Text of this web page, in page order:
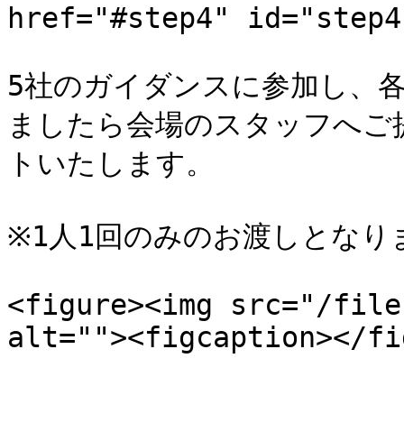
href="#step4"
5社のガイダンスに参加し、
ましたら会場のスタッフへ
トいたします。
※1人1回のみのお渡しとなり
<figure><img src="/